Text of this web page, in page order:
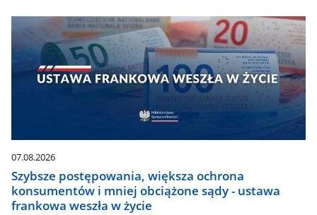
07.08.2026
Szybsze postępowania, większa ochrona
konsumentów i mniej obciążone sądy - ustawa
frankowa weszła w życie